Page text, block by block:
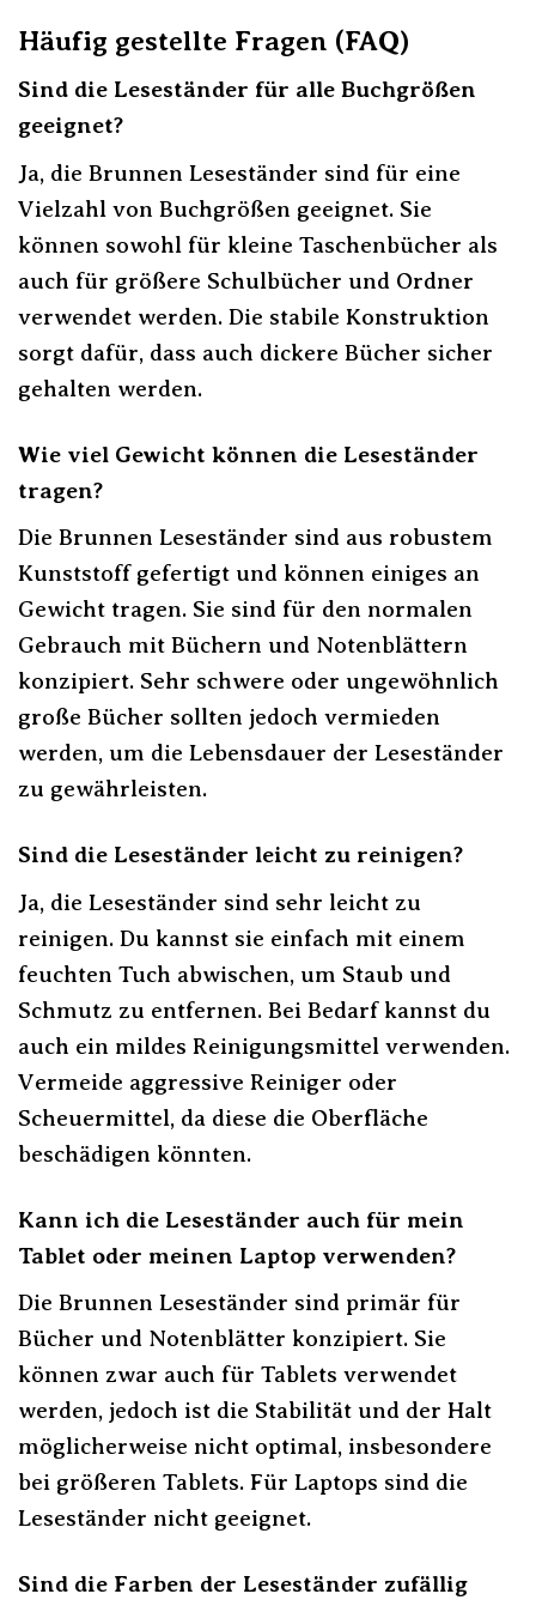
Häufig gestellte Fragen (FAQ)
Sind die Leseständer für alle Buchgrößen
geeignet?
Ja, die Brunnen Leseständer sind für eine
Vielzahl von Buchgrößen geeignet. Sie
können sowohl für kleine Taschenbücher als
auch für größere Schulbücher und Ordner
verwendet werden. Die stabile Konstruktion
sorgt dafür, dass auch dickere Bücher sicher
gehalten werden.
Wie viel Gewicht können die Leseständer
tragen?
Die Brunnen Leseständer sind aus robustem
Kunststoff gefertigt und können einiges an
Gewicht tragen. Sie sind für den normalen
Gebrauch mit Büchern und Notenblättern
konzipiert. Sehr schwere oder ungewöhnlich
große Bücher sollten jedoch vermieden
werden, um die Lebensdauer der Leseständer
zu gewährleisten.
Sind die Leseständer leicht zu reinigen?
Ja, die Leseständer sind sehr leicht zu
reinigen. Du kannst sie einfach mit einem
feuchten Tuch abwischen, um Staub und
Schmutz zu entfernen. Bei Bedarf kannst du
auch ein mildes Reinigungsmittel verwenden.
Vermeide aggressive Reiniger oder
Scheuermittel, da diese die Oberfläche
beschädigen könnten.
Kann ich die Leseständer auch für mein
Tablet oder meinen Laptop verwenden?
Die Brunnen Leseständer sind primär für
Bücher und Notenblätter konzipiert. Sie
können zwar auch für Tablets verwendet
werden, jedoch ist die Stabilität und der Halt
möglicherweise nicht optimal, insbesondere
bei größeren Tablets. Für Laptops sind die
Leseständer nicht geeignet.
Sind die Farben der Leseständer zufällig